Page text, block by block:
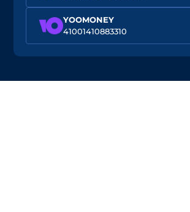
YOOMONEY
41001410883310